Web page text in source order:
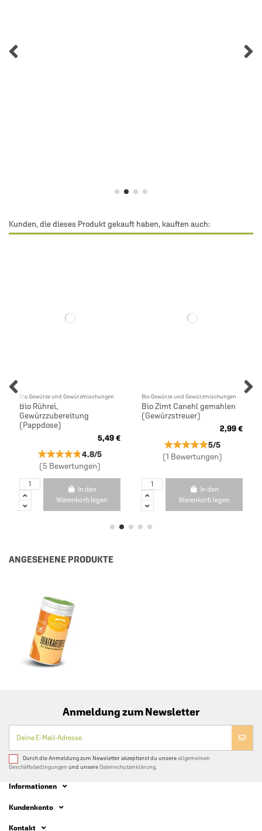
Kunden, die dieses Produkt gekauft haben, kauften auch:
Bio Gewürze und Gewürzmischungen
Bio Rührei,
Gewürzzubereitung
(Pappdose)
5,49 €
★★★★★
★★★★★4.8/5
(5 Bewertungen)
In den
Warenkorb legen
Bio Gewürze und Gewürzmischungen
Bio Zimt Canehl gemahlen
(Gewürzstreuer)
2,99 €
★★★★★
★★★★★5/5
(1 Bewertungen)
In den
Warenkorb legen
ANGESEHENE PRODUKTE
Anmeldung zum Newsletter
Durch die Anmeldung zum Newsletter akzeptierst du unsereallgemeinen
Geschäftsbedingungen und unsere Datenschutzerklärung.
Informationen
Kundenkonto
Kontakt